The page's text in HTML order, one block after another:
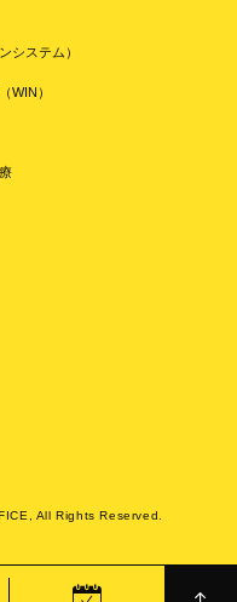
システム）
WIN）
All Rights Reserved.